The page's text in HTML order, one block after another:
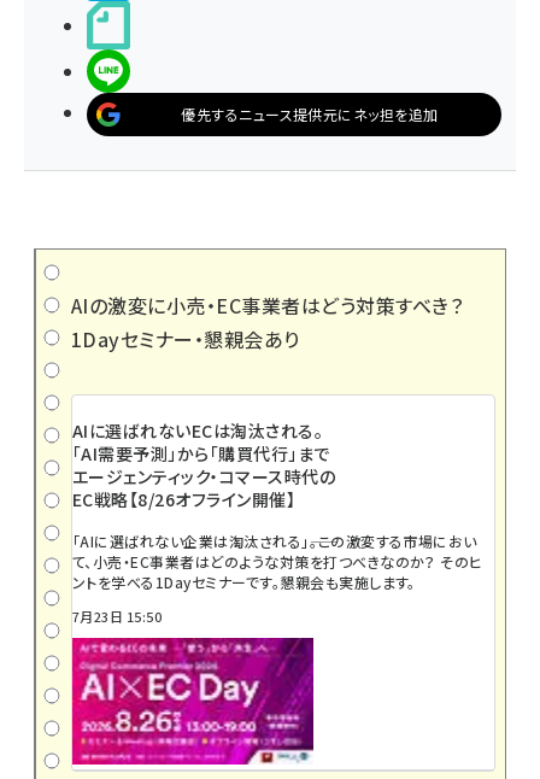
優先するニュース提供元にネッ担を追加
AIの激変に小売・EC事業者はどう対策すべき？
1Dayセミナー・懇親会あり
AIに選ばれないECは淘汰される。
「AI需要予測」から「購買代行」まで
エージェンティック・コマース時代の
EC戦略【8/26オフライン開催】
「AIに選ばれない企業は淘汰される」――。この激変する市場におい
て、小売・EC事業者はどのような対策を打つべきなのか？ そのヒ
ントを学べる1Dayセミナーです。懇親会も実施します。
7月23日 15:50